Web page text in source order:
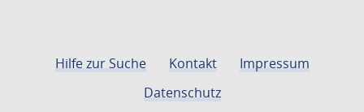
Hilfe zur Suche Kontakt
Impressum
Datenschutz